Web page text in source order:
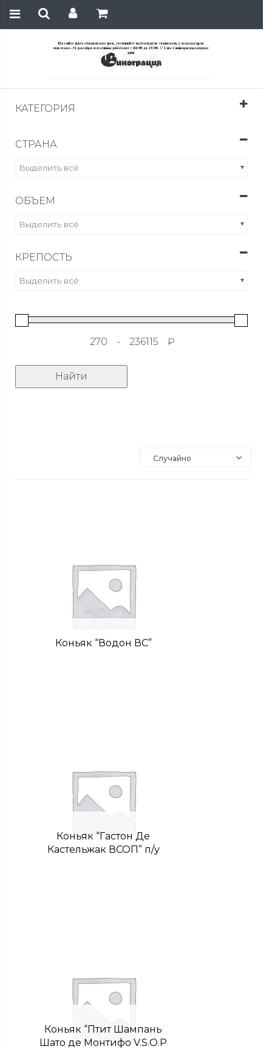
Коньяк “Водон ВС”
Коньяк “Гастон Де
Кастельжак ВСОП” п/у
Коньяк “Птит Шампань
Шато де Монтифо V.S.O.P
КАТЕГОРИЯ
СТРАНА
Выделить всё
ОБЪЕМ
Выделить всё
КРЕПОСТЬ
Выделить всё
- ₽
Найти